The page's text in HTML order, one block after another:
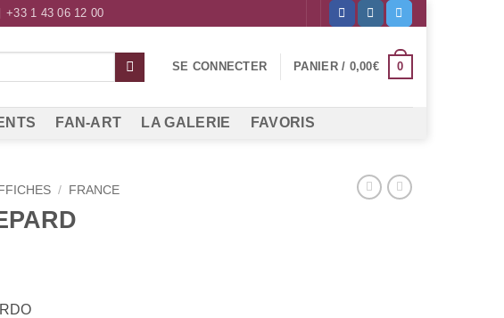
+33 1 43 06 12 00
SE CONNECTER PANIER / 0,00€ 0
FAN-ART LA GALERIE FAVORIS
/ FRANCE